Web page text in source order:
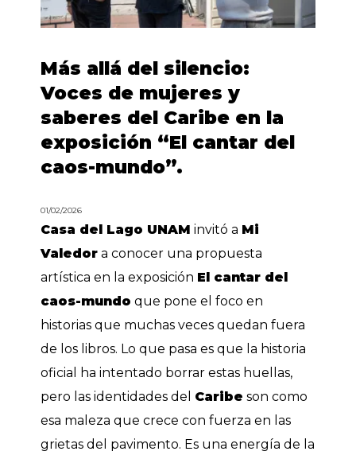
Más allá del silencio:
Voces de mujeres y
saberes del Caribe en la
exposición “El cantar del
caos-mundo”.
01/02/2026
Casa del Lago UNAM invitó a Mi
Valedor a conocer una propuesta
artística en la exposición El cantar del
caos-mundo que pone el foco en
historias que muchas veces quedan fuera
de los libros. Lo que pasa es que la historia
oficial ha intentado borrar estas huellas,
pero las identidades del Caribe son como
esa maleza que crece con fuerza en las
grietas del pavimento. Es una energía de la